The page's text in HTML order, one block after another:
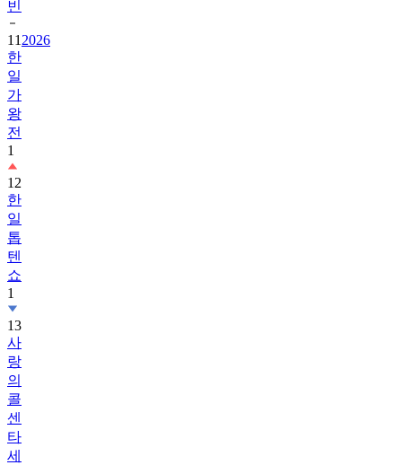
빈
11 2026
한
일
가
왕
전
1
12
한
일
톱
텐
쇼
1
13
사
랑
의
콜
센
타
세